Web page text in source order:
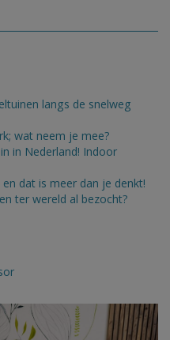
langs de snelweg
wat neem je mee?
in Nederland! Indoor
dat is meer dan je denkt!
ter wereld al bezocht?